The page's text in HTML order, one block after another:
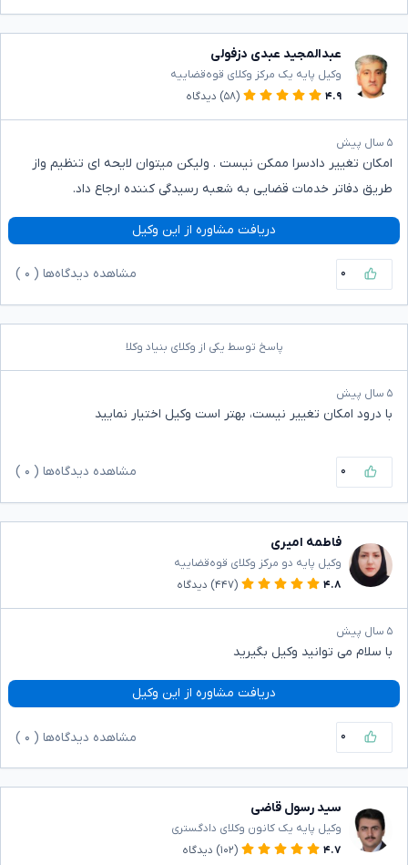
عبدالمجید عبدی دزفولی
وکیل پایه یک مرکز وکلای قوه‌قضاییه
۴.۹
(۵۸) دیدگاه
۵ سال پیش
امکان تغییر دادسرا ممکن نیست . ولیکن میتوان لایحه ای تنظیم واز
طریق دفاتر خدمات قضایی به شعبه رسیدگی کننده ارجاع داد.
دریافت مشاوره از این وکیل
۰ مشاهده دیدگاه‌ها ( ۰
پاسخ توسط یکی از وکلای بنیاد وکلا
۵ سال پیش
با درود امکان تغییر نیست، بهتر است وکیل اختیار نمایید
۰ مشاهده دیدگاه‌ها ( ۰
فاطمه امیری
وکیل پایه دو مرکز وکلای قوه‌قضاییه
۴.۸
(۴۴۷) دیدگاه
۵ سال پیش
با سلام می توانید وکیل بگیرید
دریافت مشاوره از این وکیل
۰ مشاهده دیدگاه‌ها ( ۰
سید رسول قاضی
وکیل پایه یک کانون وکلای دادگستری
۴.۷
(۱۰۲) دیدگاه